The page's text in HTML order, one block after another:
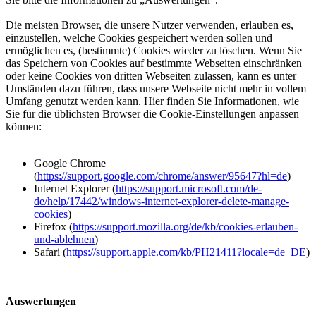
Die meisten Browser, die unsere Nutzer verwenden, erlauben es,
einzustellen, welche Cookies gespeichert werden sollen und
ermöglichen es, (bestimmte) Cookies wieder zu löschen. Wenn Sie
das Speichern von Cookies auf bestimmte Webseiten einschränken
oder keine Cookies von dritten Webseiten zulassen, kann es unter
Umständen dazu führen, dass unsere Webseite nicht mehr in vollem
Umfang genutzt werden kann. Hier finden Sie Informationen, wie
Sie für die üblichsten Browser die Cookie-Einstellungen anpassen
können:
Google Chrome
(https://support.google.com/chrome/answer/95647?hl=de)
Internet Explorer (https://support.microsoft.com/de-
de/help/17442/windows-internet-explorer-delete-manage-
cookies)
Firefox (https://support.mozilla.org/de/kb/cookies-erlauben-
und-ablehnen)
Safari (https://support.apple.com/kb/PH21411?locale=de_DE)
Auswertungen